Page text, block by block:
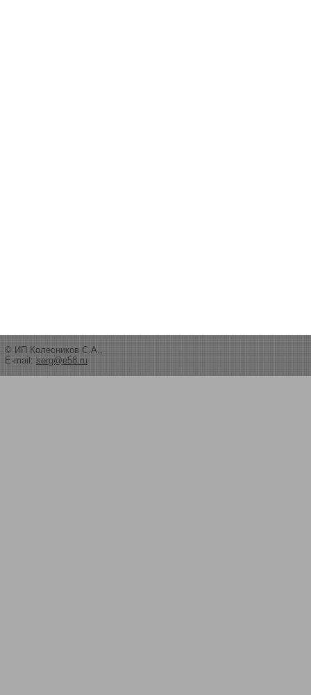
© ИП Колесников С.А.,
E-mail: serg@e58.ru